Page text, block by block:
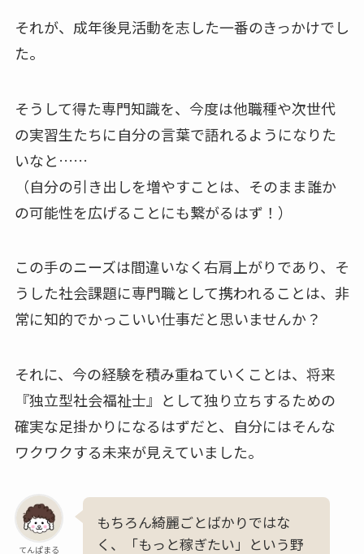
それが、成年後見活動を志した一番のきっかけでし
た。
そうして得た専門知識を、今度は他職種や次世代
の実習生たちに自分の言葉で語れるようになりた
いなと……
（自分の引き出しを増やすことは、そのまま誰か
の可能性を広げることにも繋がるはず！）
この手のニーズは間違いなく右肩上がりであり、そ
うした社会課題に専門職として携われることは、非
常に知的でかっこいい仕事だと思いませんか？
それに、今の経験を積み重ねていくことは、将来
『独立型社会福祉士』として独り立ちするための
確実な足掛かりになるはずだと、自分にはそんな
ワクワクする未来が見えていました。
てんぱまる
もちろん綺麗ごとばかりではな
く、「もっと稼ぎたい」という野